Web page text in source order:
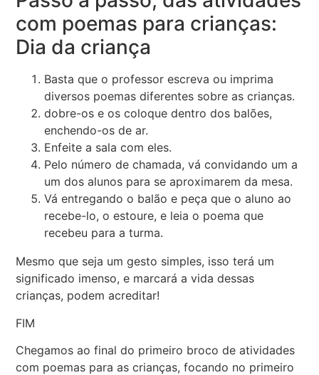
com poemas para crianças:
Dia da criança
Basta que o professor escreva ou imprima
diversos poemas diferentes sobre as crianças.
dobre-os e os coloque dentro dos balões,
enchendo-os de ar.
Enfeite a sala com eles.
Pelo número de chamada, vá convidando um a
um dos alunos para se aproximarem da mesa.
Vá entregando o balão e peça que o aluno ao
recebe-lo, o estoure, e leia o poema que
recebeu para a turma.
Mesmo que seja um gesto simples, isso terá um
significado imenso, e marcará a vida dessas
crianças, podem acreditar!
FIM
Chegamos ao final do primeiro broco de atividades
com poemas para as crianças, focando no primeiro